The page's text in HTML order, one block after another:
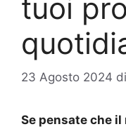
tuoi
23 Agosto 2024 di
Se pensate che